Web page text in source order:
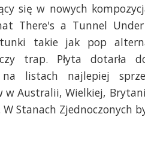
się w nowych
There's a Tunnel
takie jak pop
trap. Płyta dotarła
listach najlepiej
w Australii, Wielkiej,
Stanach Zjednoczonych